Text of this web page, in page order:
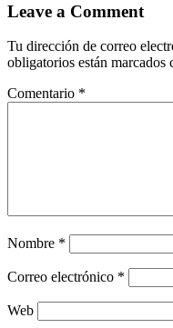
Leave a Comment
Tu dirección de correo
obligatorios están marcados
Comentario *
Nombre *
Correo electrónico *
Web